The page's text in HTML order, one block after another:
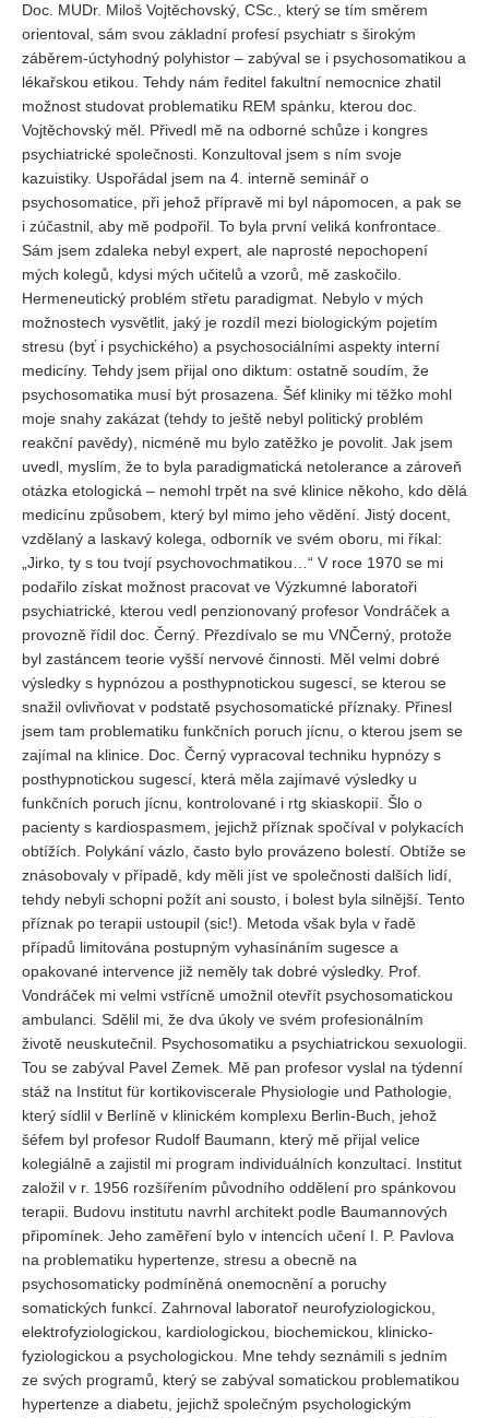
Vydání 2-2017
Vydání 1-2017
Vydání 4-2016
Archiv
EDITOŘI
BLOG
REDAKCE
Pokyny pro autory
ARCHIV
Doc. MUDr. Miloš Vojtěchovský, CSc., který se tím směrem
orientoval, sám svou základní profesí psychiatr s širokým
záběrem-úctyhodný polyhistor – zabýval se i psychosomatikou a
lékařskou etikou. Tehdy nám ředitel fakultní nemocnice zhatil
možnost studovat problematiku REM spánku, kterou doc.
Vojtěchovský měl. Přivedl mě na odborné schůze i kongres
psychiatrické společnosti. Konzultoval jsem s ním svoje
kazuistiky. Uspořádal jsem na 4. interně seminář o
psychosomatice, při jehož přípravě mi byl nápomocen, a pak se
i zúčastnil, aby mě podpořil. To byla první veliká konfrontace.
Sám jsem zdaleka nebyl expert, ale naprosté nepochopení
mých kolegů, kdysi mých učitelů a vzorů, mě zaskočilo.
Hermeneutický problém střetu paradigmat. Nebylo v mých
možnostech vysvětlit, jaký je rozdíl mezi biologickým pojetím
stresu (byť i psychického) a psychosociálními aspekty interní
medicíny. Tehdy jsem přijal ono diktum: ostatně soudím, že
psychosomatika musí být prosazena. Šéf kliniky mi těžko mohl
moje snahy zakázat (tehdy to ještě nebyl politický problém
reakční pavědy), nicméně mu bylo zatěžko je povolit. Jak jsem
uvedl, myslím, že to byla paradigmatická netolerance a zároveň
otázka etologická – nemohl trpět na své klinice někoho, kdo dělá
medicínu způsobem, který byl mimo jeho vědění. Jistý docent,
vzdělaný a laskavý kolega, odborník ve svém oboru, mi říkal:
„Jirko, ty s tou tvojí psychovochmatikou…“ V roce 1970 se mi
podařilo získat možnost pracovat ve Výzkumné laboratoři
psychiatrické, kterou vedl penzionovaný profesor Vondráček a
provozně řídil doc. Černý. Přezdívalo se mu VNČerný, protože
byl zastáncem teorie vyšší nervové činnosti. Měl velmi dobré
výsledky s hypnózou a posthypnotickou sugescí, se kterou se
snažil ovlivňovat v podstatě psychosomatické příznaky. Přinesl
jsem tam problematiku funkčních poruch jícnu, o kterou jsem se
zajímal na klinice. Doc. Černý vypracoval techniku hypnózy s
posthypnotickou sugescí, která měla zajímavé výsledky u
funkčních poruch jícnu, kontrolované i rtg skiaskopií. Šlo o
pacienty s kardiospasmem, jejichž příznak spočíval v polykacích
obtížích. Polykání vázlo, často bylo provázeno bolestí. Obtíže se
znásobovaly v případě, kdy měli jíst ve společnosti dalších lidí,
tehdy nebyli schopni požít ani sousto, i bolest byla silnější. Tento
příznak po terapii ustoupil (sic!). Metoda však byla v řadě
případů limitována postupným vyhasínáním sugesce a
opakované intervence již neměly tak dobré výsledky. Prof.
Vondráček mi velmi vstřícně umožnil otevřít psychosomatickou
ambulanci. Sdělil mi, že dva úkoly ve svém profesionálním
životě neuskutečnil. Psychosomatiku a psychiatrickou sexuologii.
Tou se zabýval Pavel Zemek. Mě pan profesor vyslal na týdenní
stáž na Institut für kortikoviscerale Physiologie und Pathologie,
který sídlil v Berlíně v klinickém komplexu Berlin-Buch, jehož
šéfem byl profesor Rudolf Baumann, který mě přijal velice
kolegiálně a zajistil mi program individuálních konzultací. Institut
založil v r. 1956 rozšířením původního oddělení pro spánkovou
terapii. Budovu institutu navrhl architekt podle Baumannových
připomínek. Jeho zaměření bylo v intencích učení I. P. Pavlova
na problematiku hypertenze, stresu a obecně na
psychosomaticky podmíněná onemocnění a poruchy
somatických funkcí. Zahrnoval laboratoř neurofyziologickou,
elektrofyziologickou, kardiologickou, biochemickou, klinicko-
fyziologickou a psychologickou. Mne tehdy seznámili s jedním
ze svých programů, který se zabýval somatickou problematikou
hypertenze a diabetu, jejichž společným psychologickým